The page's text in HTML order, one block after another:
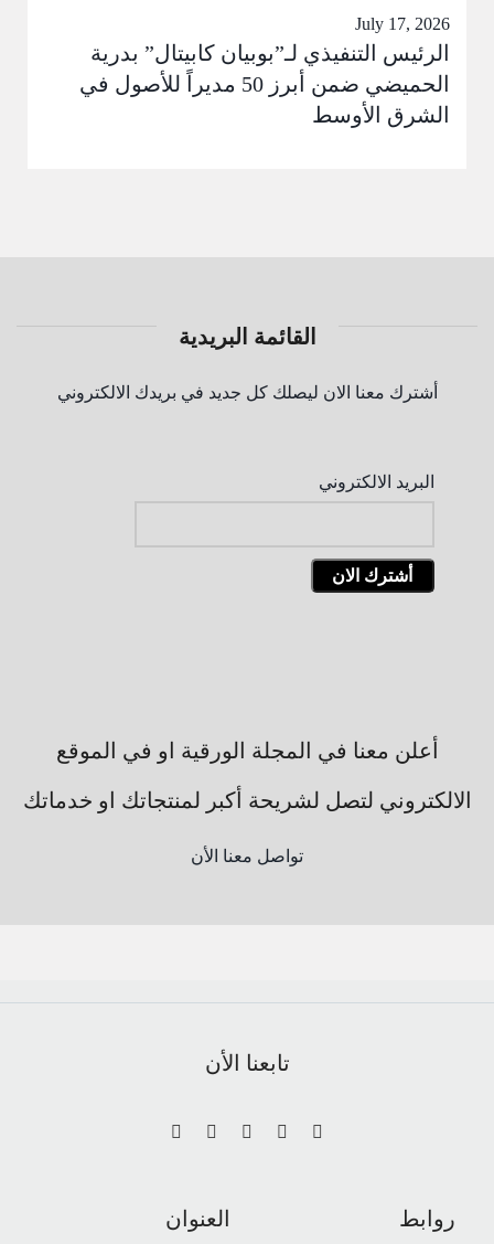
July 17, 2026
الرئيس التنفيذي لـ”بوبيان كابيتال” بدرية
الحميضي ضمن أبرز 50 مديراً للأصول في
الشرق الأوسط
القائمة البريدية
أشترك معنا الان ليصلك كل جديد في بريدك الالكتروني
البريد الالكتروني
أعلن معنا في المجلة الورقية او في الموقع
الالكتروني لتصل لشريحة أكبر لمنتجاتك او خدماتك
تواصل معنا الأن
تابعنا الأن
العنوان روابط